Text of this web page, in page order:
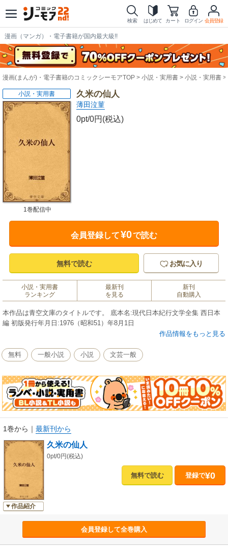
検索 はじめて カート ログイン 会員登録
漫画（マンガ）・電子書籍が国内最大級!!
漫画(まんが)・電子書籍のコミックシーモアTOP 小説・実用書 小説・実用書
久米の仙人
薄田泣菫
0pt/0円(税込)
小説・実用書
1巻配信中
会員登録して¥0で読む
無料で読む お気に入り
小説・実用書
ランキング
最新刊
を見る
新刊
自動購入
本作品は青空文庫のタイトルです。 底本名:現代日本紀行文学全集 西日本
編 初版発行年月日:1976（昭和51）年8月1日
作品情報をもっと見る
無料 一般小説 小説 文芸一般
1巻から ｜ 最新刊から
作品紹介
久米の仙人
0pt/0円(税込)
無料で読む 登録で¥0
会員登録して全巻購入